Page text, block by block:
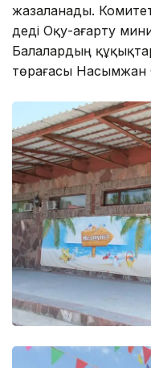
жазаланады.
деді Оқу-ағарту
Балалардың
төрағасы Насымжан